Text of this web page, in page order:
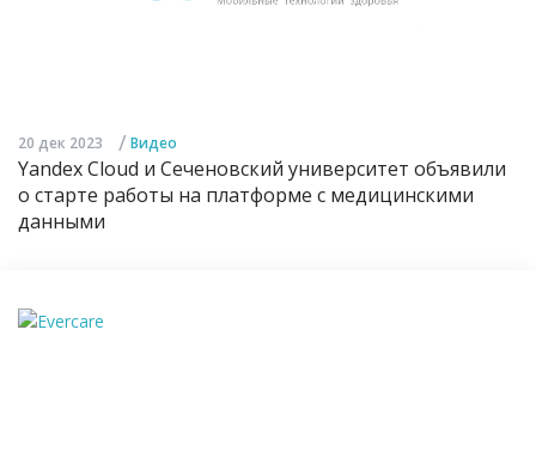
20 дек 2023 / Видео
Yandex Cloud и Сеченовский университет объявили
о старте работы на платформе с медицинскими
данными